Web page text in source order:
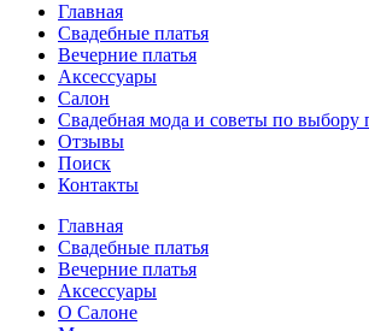
Главная
Свадебные платья
Вечерние платья
Аксессуары
Салон
Свадебная мода и советы по выбору
Отзывы
Поиск
Контакты
Главная
Свадебные платья
Вечерние платья
Аксессуары
О Салоне